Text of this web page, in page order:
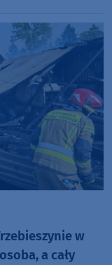
w
a cały